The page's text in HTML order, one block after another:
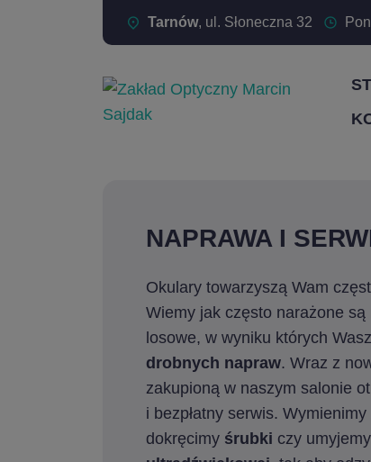
Tarnów, ul. Słoneczna 32
NAPRAWA I
Okulary towarzyszą Wam
Wiemy jak często narażone są
losowe, w wyniku których
drobnych napraw. Wraz z
zakupioną w naszym salonie
i bezpłatny serwis. Wymienimy
dokręcimy śrubki czy